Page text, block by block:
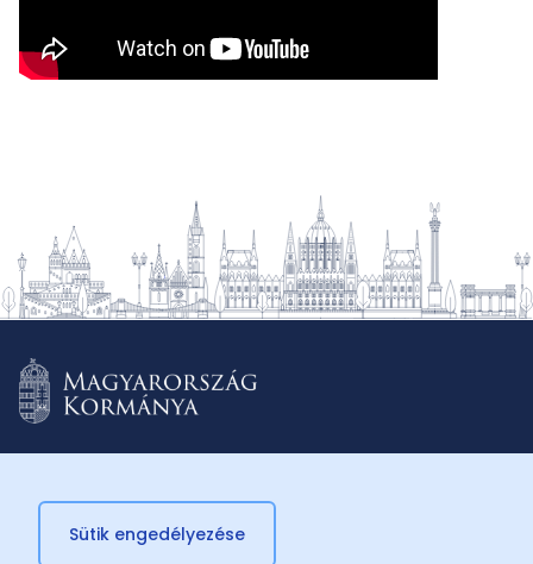
© 2026 Külügyminisztérium
Sütik engedélyezése